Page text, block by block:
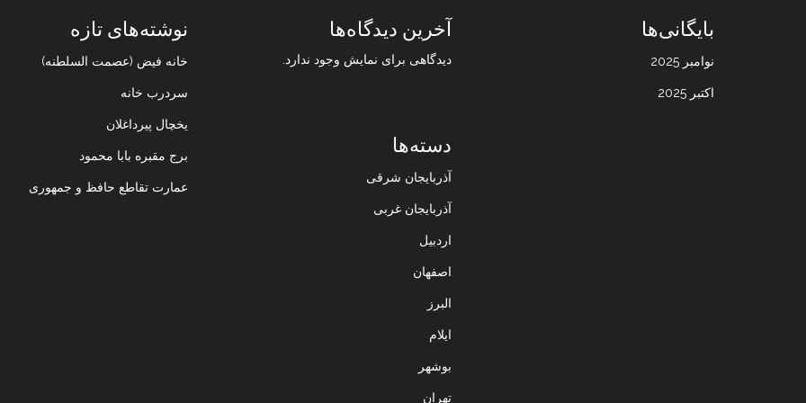
نوشته‌های تازه
خانه فیض (عصمت السلطنه)
سردرب خانه
یخچال پیرداغلان
برج مقبره بابا محمود
عمارت تقاطع حافظ و جمهوری
آخرین دیدگاه‌ها
دیدگاهی برای نمایش وجود ندارد.
بایگانی‌ها
نوامبر 2025
اکتبر 2025
دسته‌ها
آذربایجان شرقی
آذربایجان غربی
اردبیل
اصفهان
البرز
ایلام
بوشهر
تهران